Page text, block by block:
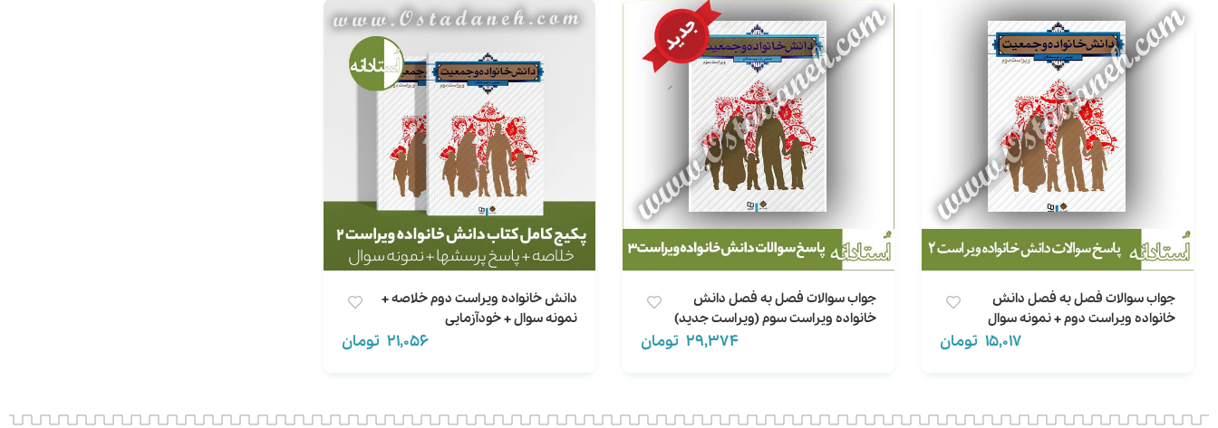
جواب سوالات فصل به فصل دانش
خانواده ویراست دوم + نمونه سوال
15,017 تومان
جواب سوالات فصل به فصل دانش
خانواده ویراست سوم (ویراست جدید)
29,374 تومان
دانش خانواده ویراست دوم خلاصه +
نمونه سوال + خودآزمایی
21,056 تومان